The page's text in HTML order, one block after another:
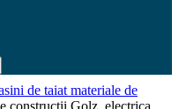
de taiat materiale de
constructii Golz, electrica,